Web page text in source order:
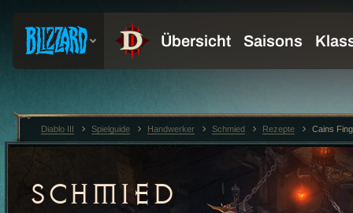
SCHMIED
Diablo III Spielguide Handwerker Schmied Rezepte Cains